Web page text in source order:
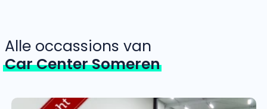
Alle occassions van
Car Center Someren